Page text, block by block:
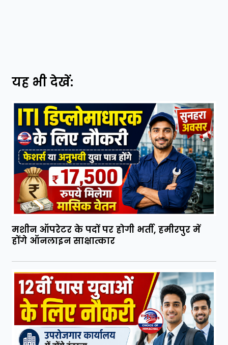
यह भी देखें:
मशीन ऑपरेटर के पदों पर होगी भर्ती, हमीरपुर में
होंगे ऑनलाइन साक्षात्कार